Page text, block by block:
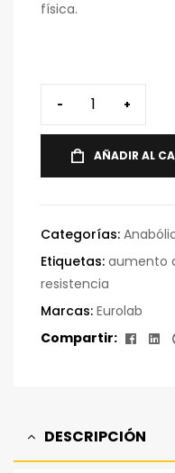
física.
- +
AÑADIR AL
Categorías:
Etiquetas: aumento
resistencia
Marcas: Eurolab
Compartir:
DESCRIPCIÓN